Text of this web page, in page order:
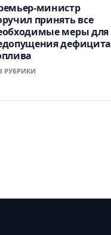
министр
принять все
меры для
дефицита
РУБРИКИ